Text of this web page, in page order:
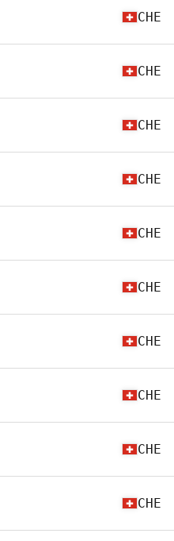
CHE
CHE
CHE
CHE
CHE
CHE
CHE
CHE
CHE
CHE